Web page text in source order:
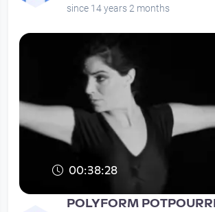
since 14 years 2 months
00:38:28
POLYFORM POTPOURRI